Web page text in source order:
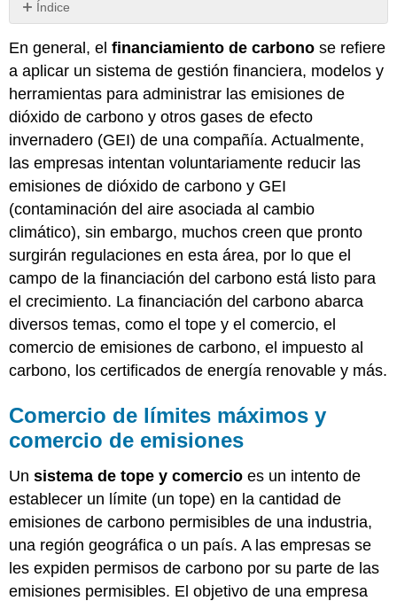
Índice
de
límites
máximos
y
comercio
de
Impuesto
al
Carbono
En general, elfinanciamiento de carbono se refiere
a aplicar un sistema de gestión financiera, modelos y
herramientas para administrar las emisiones de
dióxido de carbono y otros gases de efecto
invernadero (GEI) de una compañía. Actualmente,
las empresas intentan voluntariamente reducir las
emisiones de dióxido de carbono y GEI
(contaminación del aire asociada al cambio
climático), sin embargo, muchos creen que pronto
surgirán regulaciones en esta área, por lo que el
campo de la financiación del carbono está listo para
el crecimiento. La financiación del carbono abarca
diversos temas, como el tope y el comercio, el
comercio de emisiones de carbono, el impuesto al
carbono, los certificados de energía renovable y más.
Comercio de límites máximos y
comercio de emisiones
Unsistema de tope y comercio es un intento de
establecer un límite (un tope) en la cantidad de
emisiones de carbono permisibles de una industria,
una región geográfica o un país. A las empresas se
les expiden permisos de carbono por su parte de las
emisiones permisibles. El objetivo de una empresa